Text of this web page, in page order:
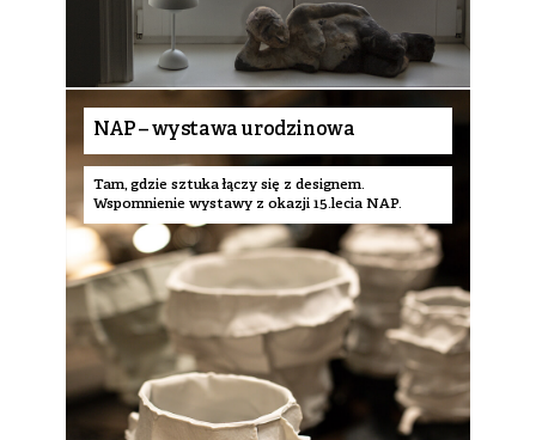
NAP – wystawa urodzinowa
Tam, gdzie sztuka łączy się z designem.
Wspomnienie wystawy z okazji 15.lecia NAP.